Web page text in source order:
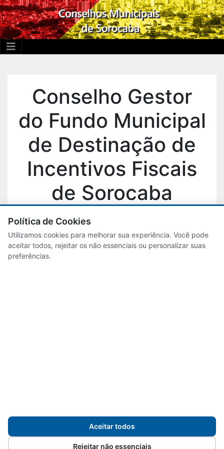
Conselho Gestor
do Fundo Municipal
de Destinação de
Incentivos Fiscais
de Sorocaba
(CGFMDIFS)
Atas de reuniões
Demais documentos
Política de Cookies
Utilizamos cookies para melhorar sua experiência. Você pode
aceitar todos, rejeitar os não essenciais ou personalizar suas
preferências.
Aceitar todos
Rejeitar não essenciais